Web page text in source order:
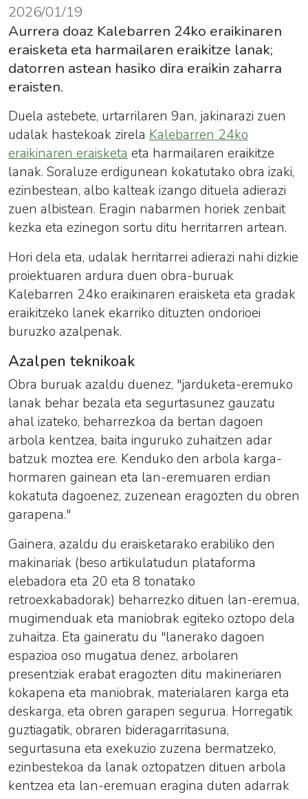
2026/01/19
Aurrera doaz Kalebarren 24ko eraikinaren
eraisketa eta harmailaren eraikitze lanak;
datorren astean hasiko dira eraikin zaharra
eraisten.
Duela astebete, urtarrilaren 9an, jakinarazi zuen
udalak hastekoak zirela Kalebarren 24ko
eraikinaren eraisketaeta harmailaren eraikitze
lanak. Soraluze erdigunean kokatutako obra izaki,
ezinbestean, albo kalteak izango dituela adierazi
zuen albistean. Eragin nabarmen horiek zenbait
kezka eta ezinegon sortu ditu herritarren artean.
Hori dela eta, udalak herritarrei adierazi nahi dizkie
proiektuaren ardura duen obra-buruak
Kalebarren 24ko eraikinaren eraisketa eta gradak
eraikitzeko lanek ekarriko dituzten ondorioei
buruzko azalpenak.
Azalpen teknikoak
Obra buruak azaldu duenez, "jarduketa-eremuko
lanak behar bezala eta segurtasunez gauzatu
ahal izateko, beharrezkoa da bertan dagoen
arbola kentzea, baita inguruko zuhaitzen adar
batzuk moztea ere. Kenduko den arbola karga-
hormaren gainean eta lan-eremuaren erdian
kokatuta dagoenez, zuzenean eragozten du obren
garapena."
Gainera, azaldu du eraisketarako erabiliko den
makinariak (beso artikulatudun plataforma
elebadora eta 20 eta 8 tonatako
retroexkabadorak) beharrezko dituen lan-eremua,
mugimenduak eta maniobrak egiteko oztopo dela
zuhaitza. Eta gaineratu du "lanerako dagoen
espazioa oso mugatua denez, arbolaren
presentziak erabat eragozten ditu makineriaren
kokapena eta maniobrak, materialaren karga eta
deskarga, eta obren garapen segurua. Horregatik
guztiagatik, obraren bideragarritasuna,
segurtasuna eta exekuzio zuzena bermatzeko,
ezinbestekoa da lanak oztopatzen dituen arbola
kentzea eta lan-eremuan eragina duten adarrak